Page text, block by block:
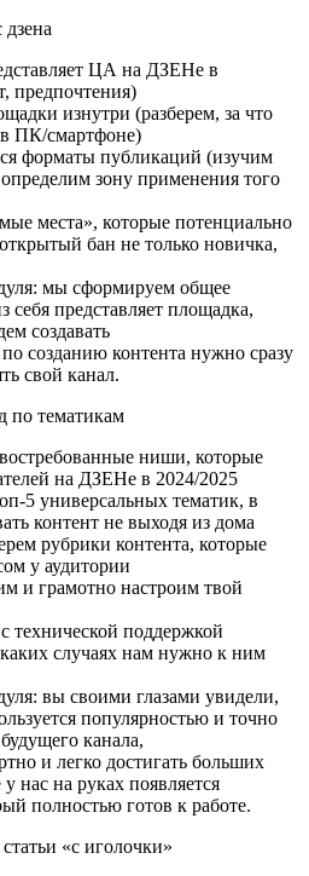
ЦА на ДЗЕНе в
предпочтения)
изнутри (разберем, за что
в ПК/смартфоне)
форматы публикаций (изучим
зону применения того
места», которые потенциально
бан не только новичка,
мы сформируем общее
себя представляет площадка,
создавать
созданию контента нужно сразу
свой канал.
по тематикам
ниши, которые
на ДЗЕНе в 2024/2025
5 универсальных тематик, в
контент не выходя из дома
рубрики контента, которые
у аудитории
и грамотно настроим твой
поддержкой
каких случаях нам нужно к ним
вы своими глазами увидели,
популярностью и точно
канала,
и легко достигать больших
нас на руках появляется
полностью готов к работе.
«с иголочки»